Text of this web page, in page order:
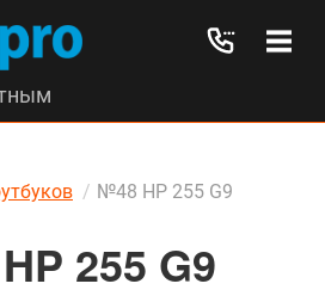
№48 HP 255 G9
255 G9